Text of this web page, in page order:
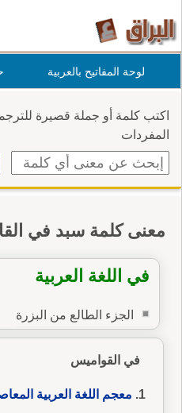
لوحة المفاتيح بالعربية
اكتب كلمة أو جملة قصيرة
المفردات
معنى كلمة سبد في
في اللغة العربية
الجزء الطالع من البزرة
في القواميس
معجم اللغة العربية